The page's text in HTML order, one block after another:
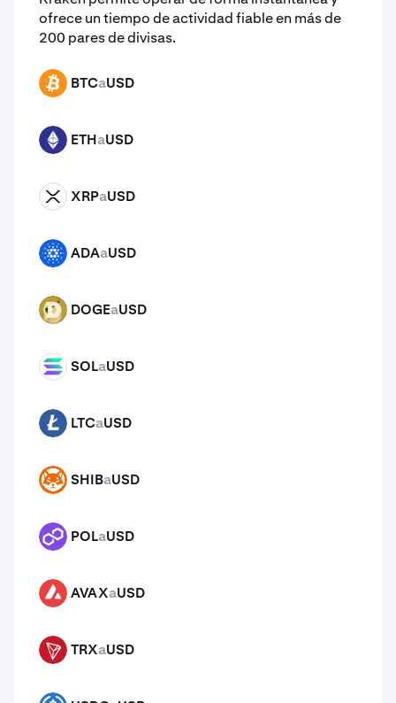
ofrece un tiempo de actividad fiable en más de
200 pares de divisas.
BTC BTCaUSD
ETH ETHaUSD
XRP XRPaUSD
ADA ADAaUSD
DOGE DOGEaUSD
SOL SOLaUSD
LTC LTCaUSD
SHIB SHIBaUSD
POL POLaUSD
AVAX AVAXaUSD
TRX TRXaUSD